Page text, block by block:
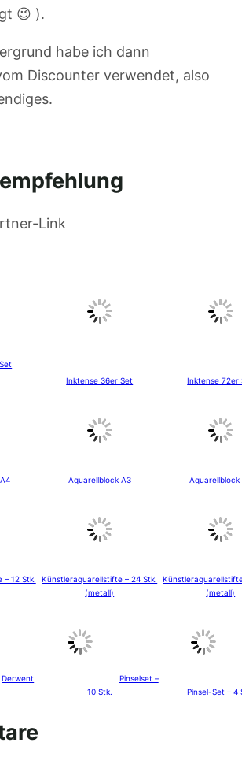
😉 ).
habe ich dann
Discounter verwendet, also
Link
Inktense 36er Set
Inktense 72er
Aquarellblock A3 Aquarellblock
– 12 Stk.
Künstleraquarellstifte – 24 Stk.
(metall)
(metall)
Derwent
Pinselset –
10 Stk.
Pinsel-Set – 4